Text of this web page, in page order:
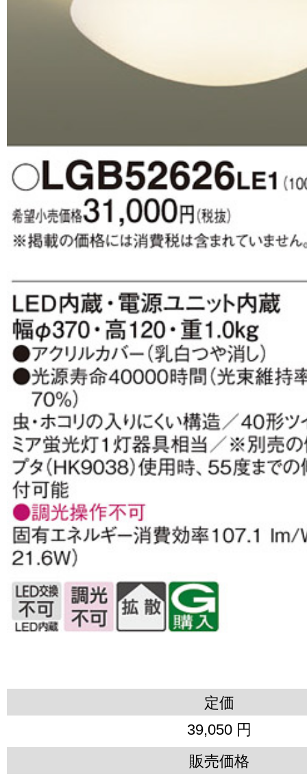
定価
39,050 円
販売価格